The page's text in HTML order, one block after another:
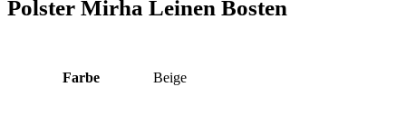
Polster Mirha Leinen Bosten
Farbe ‎Beige